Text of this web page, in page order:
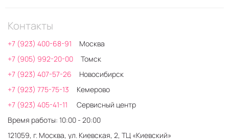
Контакты
+7 (923) 400-68-91
Москва
+7 (905) 992-20-00
Томск
+7 (923) 407-57-26
Новосибирск
+7 (923) 775-75-13
Кемерово
+7 (923) 405-41-11
Сервисный центр
Время работы: 10:00 - 20:00
121059, г. Москва, ул. Киевская, 2, ТЦ «Киевский»